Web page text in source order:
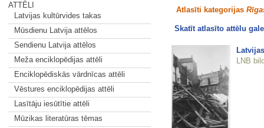
ATTĒLI
Latvijas kultūrvides takas
Mūsdienu Latvija attēlos
Sendienu Latvija attēlos
Meža enciklopēdijas attēli
Enciklopēdiskās vārdnīcas attēli
Vēstures enciklopēdijas attēli
Lasītāju iesūtītie attēli
Mūzikas literatūras tēmas
Atlasīti kategorijas
Skatīt atlasīto attēlu
LNB